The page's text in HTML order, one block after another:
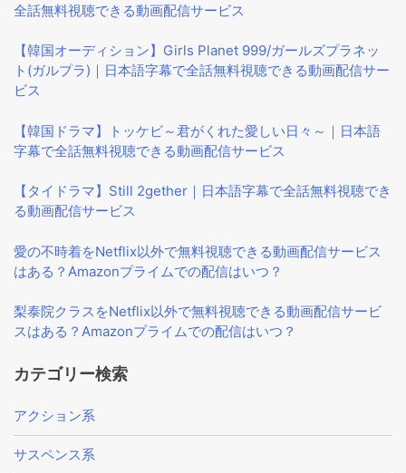
全話無料視聴できる動画配信サービス
【韓国オーディション】Girls Planet 999/ガールズプラネッ
ト(ガルプラ)｜日本語字幕で全話無料視聴できる動画配信サー
ビス
【韓国ドラマ】トッケビ～君がくれた愛しい日々～｜日本語
字幕で全話無料視聴できる動画配信サービス
【タイドラマ】Still 2gether｜日本語字幕で全話無料視聴でき
る動画配信サービス
愛の不時着をNetflix以外で無料視聴できる動画配信サービス
はある？Amazonプライムでの配信はいつ？
梨泰院クラスをNetflix以外で無料視聴できる動画配信サービ
スはある？Amazonプライムでの配信はいつ？
カテゴリー検索
アクション系
サスペンス系